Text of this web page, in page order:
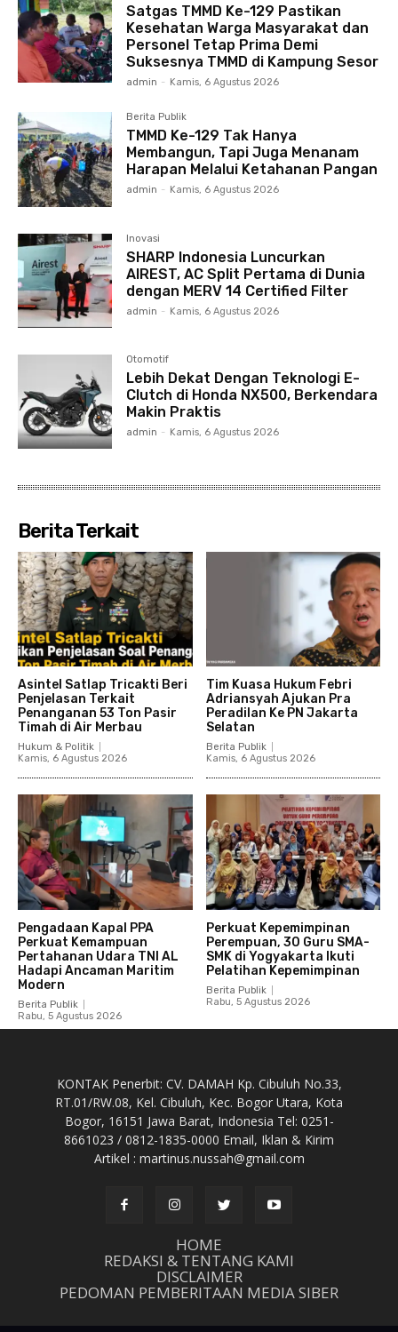
Satgas TMMD Ke-129 Pastikan
Kesehatan Warga Masyarakat dan
Personel Tetap Prima Demi
Suksesnya TMMD di Kampung Sesor
admin - Kamis, 6 Agustus 2026
Berita Publik
TMMD Ke-129 Tak Hanya
Membangun, Tapi Juga Menanam
Harapan Melalui Ketahanan Pangan
admin - Kamis, 6 Agustus 2026
Inovasi
SHARP Indonesia Luncurkan
AIREST, AC Split Pertama di Dunia
dengan MERV 14 Certified Filter
admin - Kamis, 6 Agustus 2026
Otomotif
Lebih Dekat Dengan Teknologi E-
Clutch di Honda NX500, Berkendara
Makin Praktis
admin - Kamis, 6 Agustus 2026
Berita Terkait
Asintel Satlap Tricakti Beri
Penjelasan Terkait
Penanganan 53 Ton Pasir
Timah di Air Merbau
Hukum & Politik
Kamis, 6 Agustus 2026
Tim Kuasa Hukum Febri
Adriansyah Ajukan Pra
Peradilan Ke PN Jakarta
Selatan
Berita Publik
Kamis, 6 Agustus 2026
Pengadaan Kapal PPA
Perkuat Kemampuan
Pertahanan Udara TNI AL
Hadapi Ancaman Maritim
Modern
Berita Publik
Rabu, 5 Agustus 2026
Perkuat Kepemimpinan
Perempuan, 30 Guru SMA-
SMK di Yogyakarta Ikuti
Pelatihan Kepemimpinan
Berita Publik
Rabu, 5 Agustus 2026
KONTAK Penerbit: CV. DAMAH Kp. Cibuluh No.33,
RT.01/RW.08, Kel. Cibuluh, Kec. Bogor Utara, Kota
Bogor, 16151 Jawa Barat, Indonesia Tel: 0251-
8661023 / 0812-1835-0000 Email, Iklan & Kirim
Artikel : martinus.nussah@gmail.com
HOME
REDAKSI & TENTANG KAMI
DISCLAIMER
PEDOMAN PEMBERITAAN MEDIA SIBER